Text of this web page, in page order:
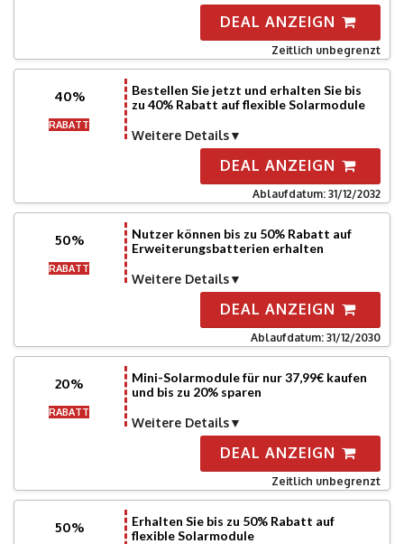
DEAL ANZEIGN
Zeitlich unbegrenzt
40%
RABATT
Bestellen Sie jetzt und erhalten Sie bis
zu 40% Rabatt auf flexible Solarmodule
Weitere Details
DEAL ANZEIGN
Ablaufdatum: 31/12/2032
50%
RABATT
Nutzer können bis zu 50% Rabatt auf
Erweiterungsbatterien erhalten
Weitere Details
DEAL ANZEIGN
Ablaufdatum: 31/12/2030
20%
RABATT
Mini-Solarmodule für nur 37,99€ kaufen
und bis zu 20% sparen
Weitere Details
DEAL ANZEIGN
Zeitlich unbegrenzt
50%
Erhalten Sie bis zu 50% Rabatt auf
flexible Solarmodule